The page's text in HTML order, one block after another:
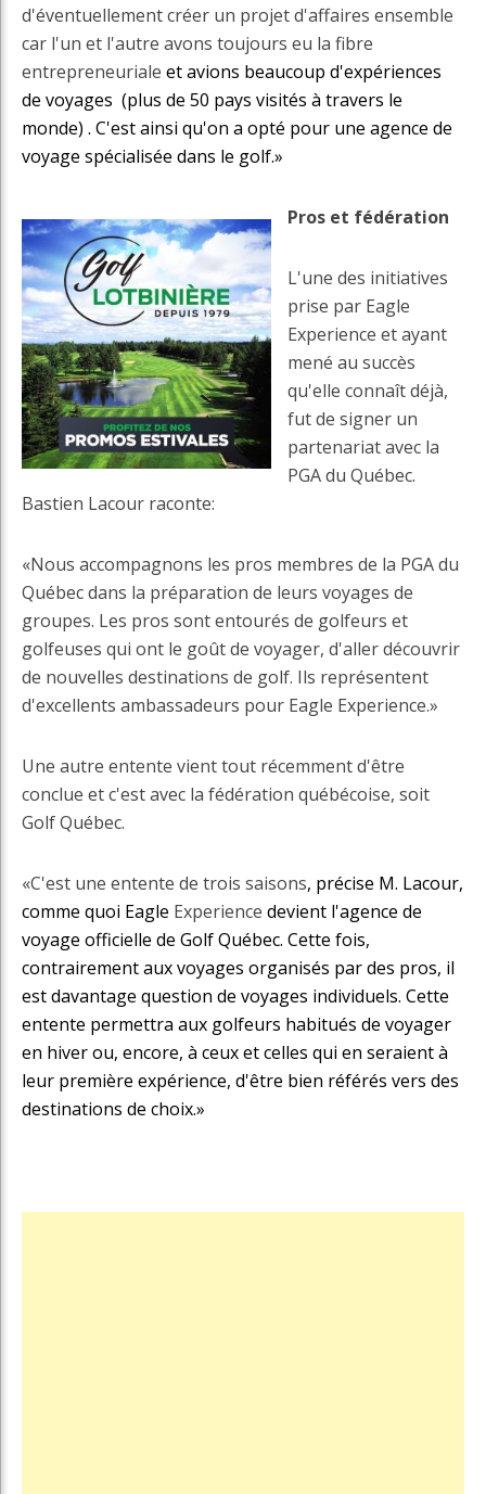
d'éventuellement créer un projet d'affaires ensemble
car l'un et l'autre avons toujours eu la fibre
entrepreneuriale et avions beaucoup d'expériences
de voyages (plus de 50 pays visités à travers le
monde) . C'est ainsi qu'on a opté pour une agence de
voyage spécialisée dans le golf.»
Pros et fédération
L'une des initiatives
prise par Eagle
Experience et ayant
mené au succès
qu'elle connaît déjà,
fut de signer un
partenariat avec la
PGA du Québec.
Bastien Lacour raconte:
«Nous accompagnons les pros membres de la PGA du
Québec dans la préparation de leurs voyages de
groupes. Les pros sont entourés de golfeurs et
golfeuses qui ont le goût de voyager, d'aller découvrir
de nouvelles destinations de golf. Ils représentent
d'excellents ambassadeurs pour Eagle Experience.»
Une autre entente vient tout récemment d'être
conclue et c'est avec la fédération québécoise, soit
Golf Québec.
«C'est une entente de trois saisons, précise M. Lacour,
comme quoi Eagle Experience devient l'agence de
voyage officielle de Golf Québec. Cette fois,
contrairement aux voyages organisés par des pros, il
est davantage question de voyages individuels. Cette
entente permettra aux golfeurs habitués de voyager
en hiver ou, encore, à ceux et celles qui en seraient à
leur première expérience, d'être bien référés vers des
destinations de choix.»